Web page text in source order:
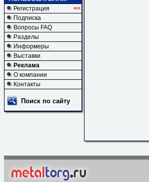
Регистрация
<<
Подписка
Вопросы FAQ
Разделы
Информеры
Выставки
Реклама
О компании
Контакты
Поиск по сайту